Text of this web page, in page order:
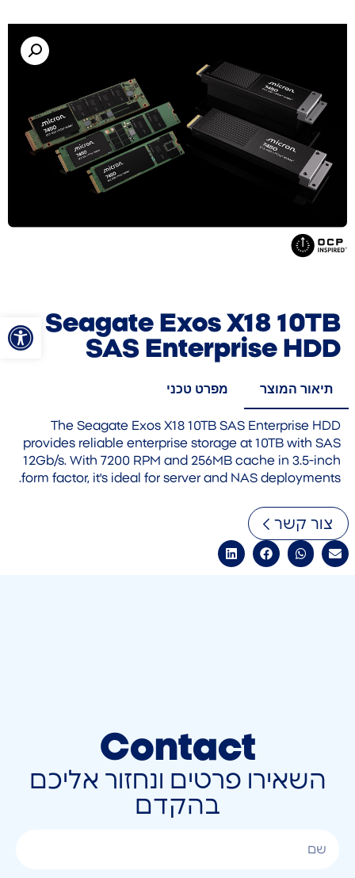
פתח Seagate Exos X18 10TB
SAS Enterprise HDD
תיאור המוצר מפרט טכני
The Seagate Exos X18 10TB SAS Enterprise HDD
provides reliable enterprise storage at 10TB with SAS
12Gb/s. With 7200 RPM and 256MB cache in 3.5-inch
form factor, it's ideal for server and NAS deployments.
צור קשר
Contact
השאירו פרטים ונחזור אליכם
בהקדם